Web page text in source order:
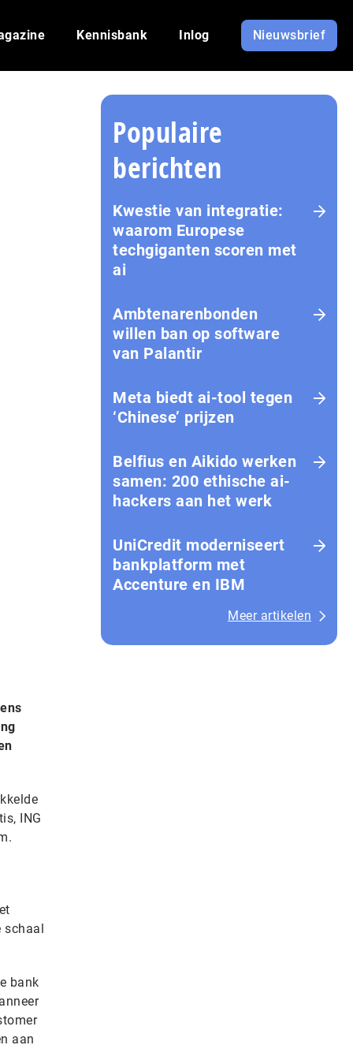
Kennisbank Inlog Nieuwsbrief
ING
schaal
bank
aan
Populaire
berichten
Kwestie van integratie:
waarom Europese
techgiganten scoren met
ai
Amb­te­na­ren­bon­den
willen ban op software
van Palantir
Meta biedt ai-tool tegen
‘Chinese’ prijzen
Belfius en Aikido werken
samen: 200 ethische ai-
hackers aan het werk
UniCredit moderniseert
bankplatform met
Accenture en IBM
Meer artikelen